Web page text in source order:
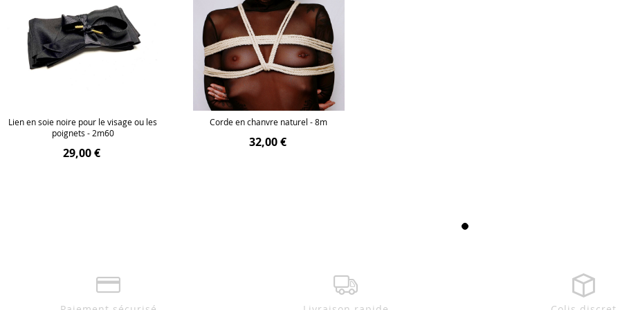
Lien en soie noire pour le visage ou les
poignets - 2m60
29,00 €
Corde en chanvre naturel - 8m
32,00 €